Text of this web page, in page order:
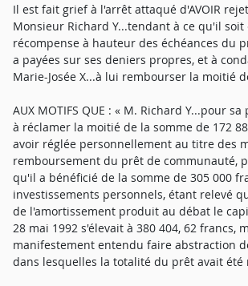
Il est fait grief à l'arrêt attaqué d'AVOIR
Monsieur Richard Y...tendant à ce qu'il
récompense à hauteur des échéances du
a payées sur ses deniers propres, et à
Marie-Josée X...à lui rembourser la moitié
AUX MOTIFS QUE : « M. Richard Y...pour
à réclamer la moitié de la somme de 172
avoir réglée personnellement au titre des
remboursement du prêt de communauté,
qu'il a bénéficié de la somme de 305 000
investissements personnels, étant relevé
de l'amortissement produit au débat le
28 mai 1992 s'élevait à 380 404, 62 francs,
manifestement entendu faire abstraction
dans lesquelles la totalité du prêt avait été